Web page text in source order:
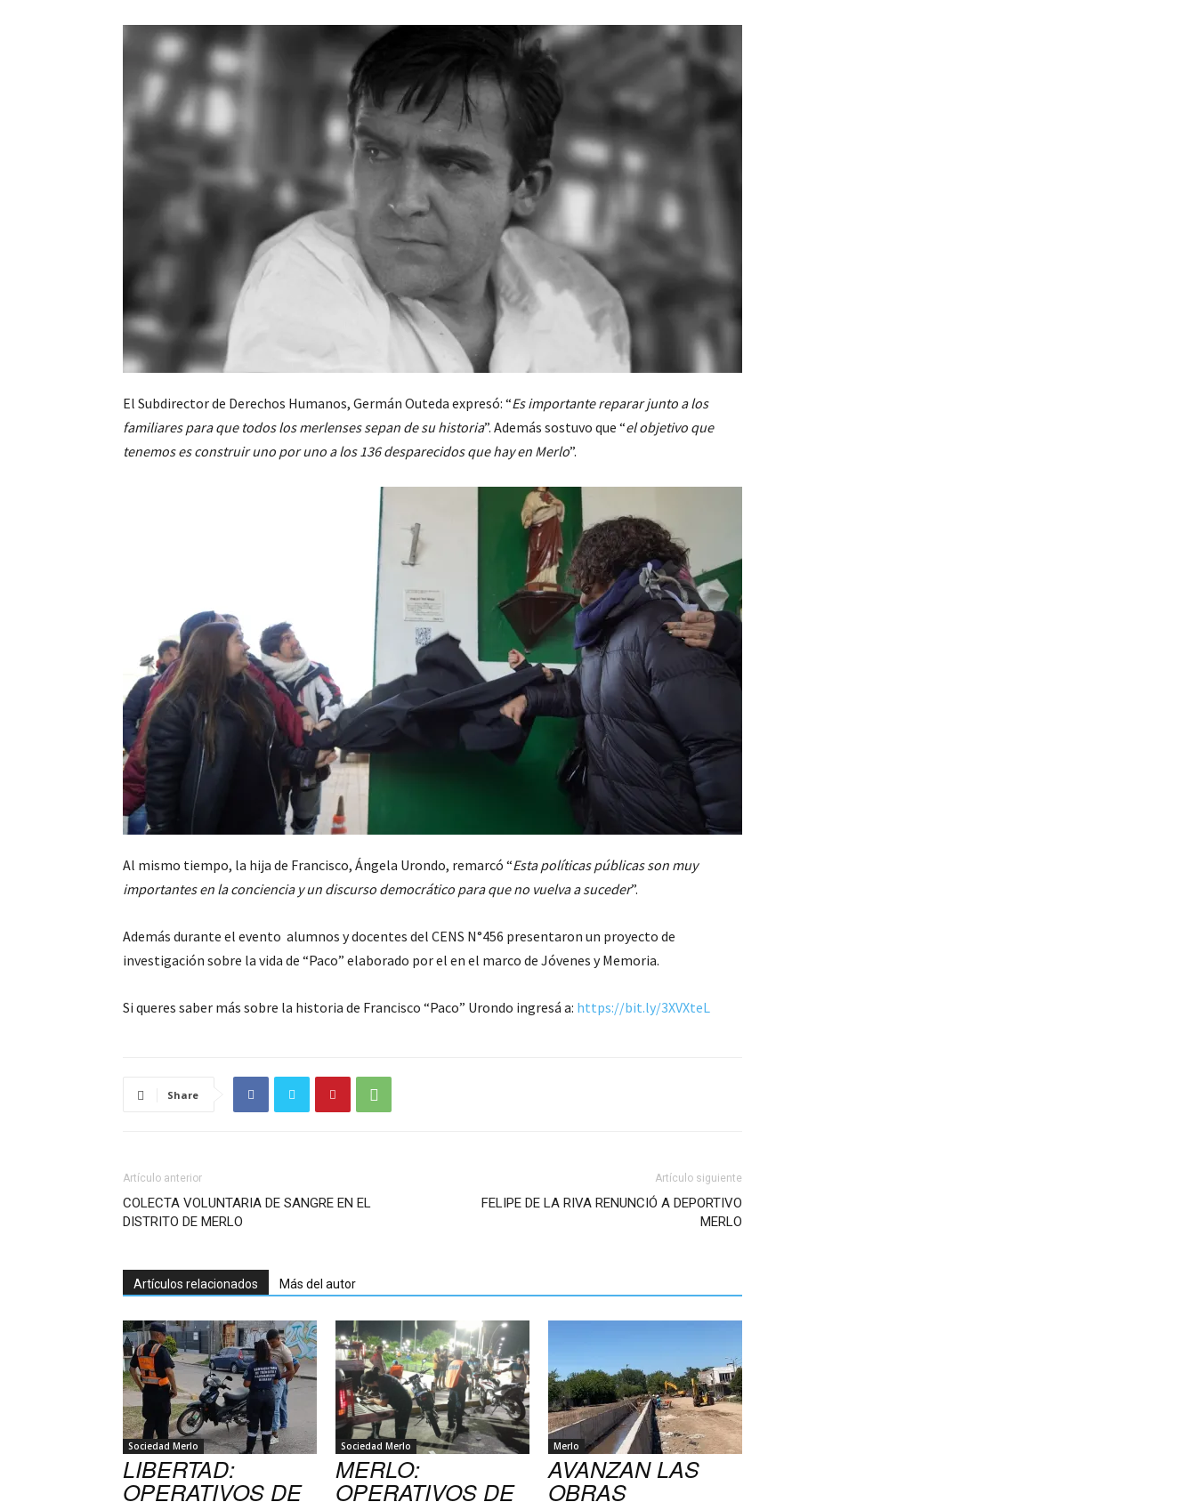
El Subdirector de Derechos Humanos, Germán Outeda expresó: “Es importante reparar junto a los
familiares para que todos los merlenses sepan de su historia”. Además sostuvo que “el objetivo que
tenemos es construir uno por uno a los 136 desparecidos que hay en Merlo”.
Al mismo tiempo, la hija de Francisco, Ángela Urondo, remarcó “Esta políticas públicas son muy
importantes en la conciencia y un discurso democrático para que no vuelva a suceder”.
Además durante el evento alumnos y docentes del CENS N°456 presentaron un proyecto de
investigación sobre la vida de “Paco” elaborado por el en el marco de Jóvenes y Memoria.
Si queres saber más sobre la historia de Francisco “Paco” Urondo ingresá a: https://bit.ly/3XVXteL
Share
Artículo anterior
COLECTA VOLUNTARIA DE SANGRE EN EL
DISTRITO DE MERLO
Artículo siguiente
FELIPE DE LA RIVA RENUNCIÓ A DEPORTIVO
MERLO
Artículos relacionados Más del autor
Sociedad Merlo
LIBERTAD:
OPERATIVOS DE
Sociedad Merlo
MERLO:
OPERATIVOS DE
Merlo
AVANZAN LAS
OBRAS